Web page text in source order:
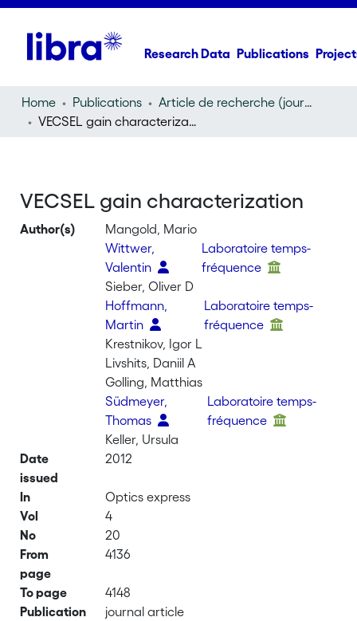
Research Data Publications
Home Publications
Article de recherche (journal article)
VECSEL gain characterization
VECSEL gain characterization
Author(s)
Mangold, Mario
Wittwer,
Valentin
Laboratoire temps-
fréquence
Sieber, Oliver D
Hoffmann,
Martin
Laboratoire temps-
fréquence
Krestnikov, Igor L
Livshits, Daniil A
Golling, Matthias
Südmeyer,
Thomas
Laboratoire temps-
fréquence
Keller, Ursula
Date
issued
2012
In
Optics express
Vol
4
No
20
From
page
4136
To page
4148
Publication
journal article